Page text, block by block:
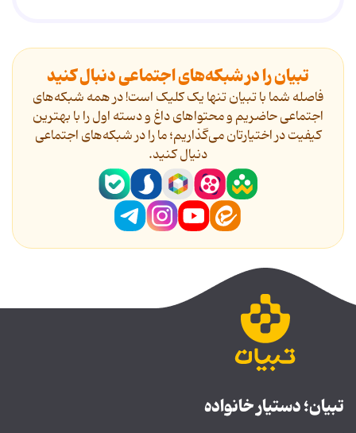
تبیان را در شبکه‌های اجتماعی دنبال کنید
فاصله شما با تبیان تنها یک کلیک است! در همه شبکه‌های
اجتماعی حاضریم و محتواهای داغ و دسته اول را با بهترین
کیفیت در اختیارتان می‌گذاریم؛ ما را در شبکه‌های اجتماعی
دنیال کنید.
تبیان؛ دستیار خانواده